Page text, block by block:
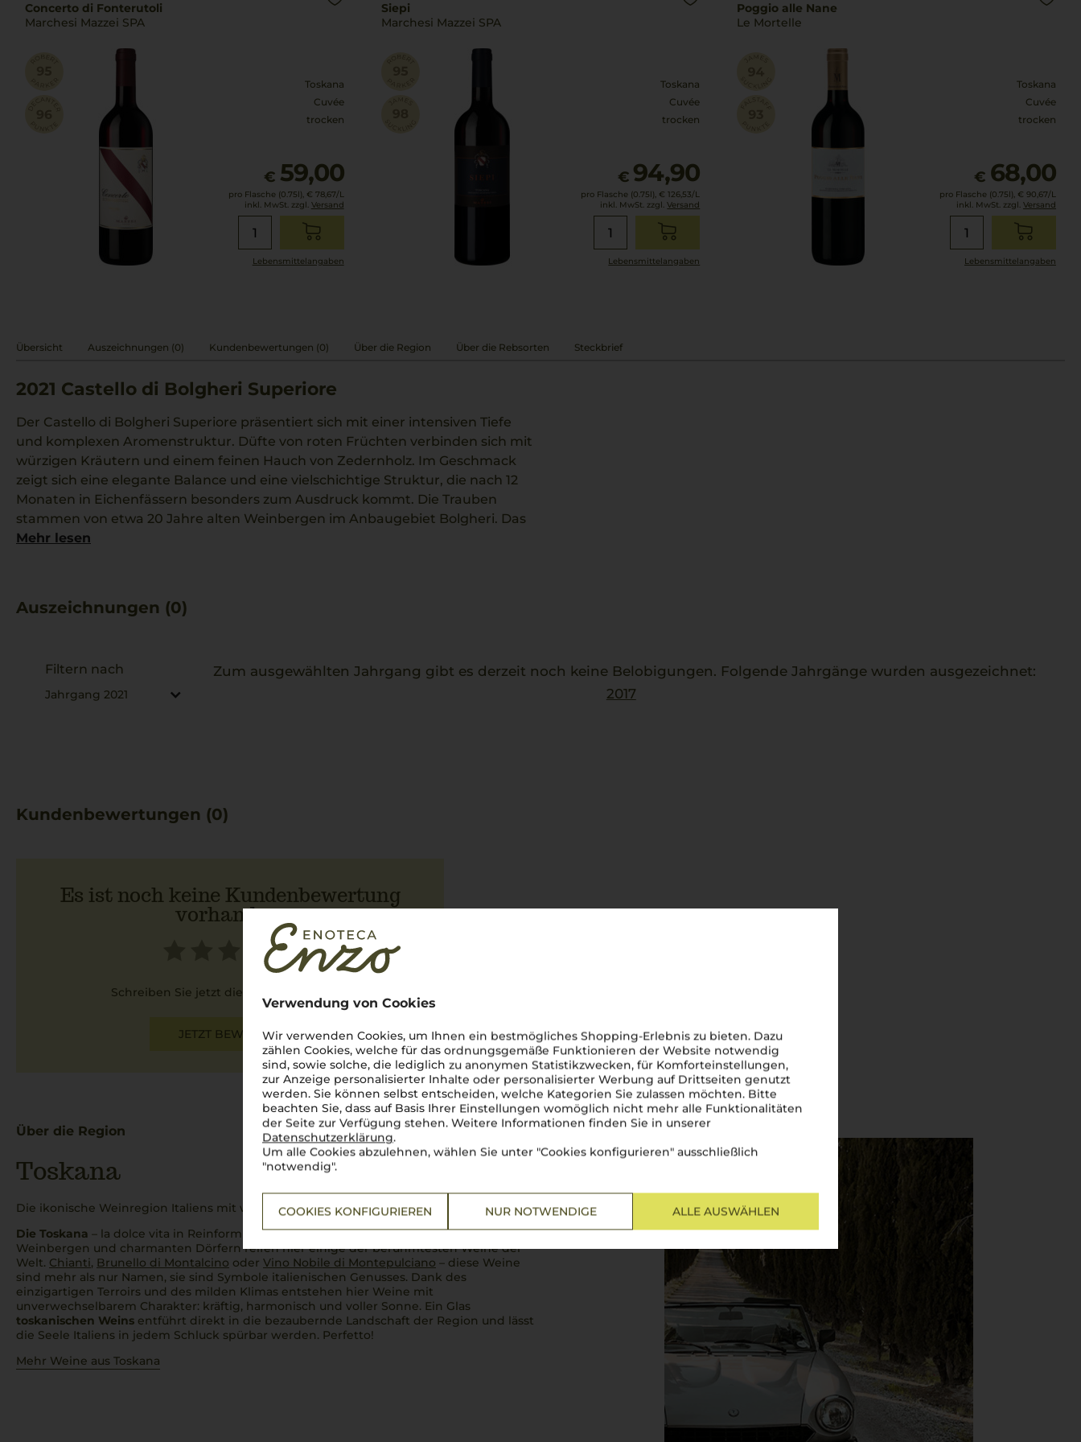
Verwendung von Cookies
Wir verwenden Cookies, um Ihnen ein bestmögliches Shopping-Erlebnis zu bieten. Dazu
zählen Cookies, welche für das ordnungsgemäße Funktionieren der Website notwendig
sind, sowie solche, die lediglich zu anonymen Statistikzwecken, für Komforteinstellungen,
zur Anzeige personalisierter Inhalte oder personalisierter Werbung auf Drittseiten genutzt
werden. Sie können selbst entscheiden, welche Kategorien Sie zulassen möchten. Bitte
beachten Sie, dass auf Basis Ihrer Einstellungen womöglich nicht mehr alle Funktionalitäten
der Seite zur Verfügung stehen. Weitere Informationen finden Sie in unserer
Datenschutzerklärung.
Um alle Cookies abzulehnen, wählen Sie unter "Cookies konfigurieren" ausschließlich
"notwendig".
COOKIES KONFIGURIEREN NUR NOTWENDIGE ALLE AUSWÄHLEN
Concerto di Fonterutoli
Marchesi Mazzei SPA
Toskana
Cuvée
trocken
€ 59,00
pro Flasche (0.75l), € 78,67/L
inkl. MwSt. zzgl. Versand
Lebensmittel­angaben
Siepi
Marchesi Mazzei SPA
Toskana
Cuvée
trocken
€ 94,90
pro Flasche (0.75l), € 126,53/L
inkl. MwSt. zzgl.Versand
Lebensmittel­angaben
Poggio alle Nane
Le Mortelle
Toskana
Cuvée
trocken
€ 68,00
pro Flasche (0.75l), € 90,67/L
inkl. MwSt. zzgl. Versand
Lebensmittel­angaben
Übersicht Auszeichnungen (0) Kundenbewertungen (0) Über die Region Über die Rebsorten Steckbrief
2021 Castello di Bolgheri Superiore
Der Castello di Bolgheri Superiore präsentiert sich mit einer intensiven Tiefe
und komplexen Aromenstruktur. Düfte von roten Früchten verbinden sich mit
würzigen Kräutern und einem feinen Hauch von Zedernholz. Im Geschmack
zeigt sich eine elegante Balance und eine vielschichtige Struktur, die nach 12
Monaten in Eichenfässern besonders zum Ausdruck kommt. Die Trauben
stammen von etwa 20 Jahre alten Weinbergen im Anbaugebiet Bolgheri. Das
Weingut Castello di Bolgheri nutzt die besonderen Gegebenheiten der Region
Mehr lesen
Auszeichnungen (0)
Filtern nach
Jahrgang 2021
Zum ausgewählten Jahrgang gibt es derzeit noch keine Belobigungen. Folgende Jahrgänge wurden ausgezeichnet:
2017
Kundenbewertungen (0)
Es ist noch keine Kundenbewertung
vorhanden.
Schreiben Sie jetzt die erste Bewertung!
JETZT BEWERTEN
Über die Region
Toskana
Die ikonische Weinregion Italiens mit weltberühmten Klassikern
Die Toskana – la dolce vita in Reinform! Zwischen sanften Hügeln, malerischen
Weinbergen und charmanten Dörfern reifen hier einige der berühmtesten Weine der
Welt. Chianti, Brunello di Montalcino oder Vino Nobile di Montepulciano – diese Weine
sind mehr als nur Namen, sie sind Symbole italienischen Genusses. Dank des
einzigartigen Terroirs und des milden Klimas entstehen hier Weine mit
unverwechselbarem Charakter: kräftig, harmonisch und voller Sonne. Ein Glas
toskanischen Weins entführt direkt in die bezaubernde Landschaft der Region und lässt
die Seele Italiens in jedem Schluck spürbar werden. Perfetto!
Mehr Weine aus Toskana